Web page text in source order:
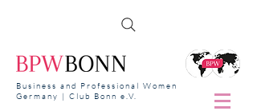
Business and Professional Women
Germany | Club Bonn e.V.